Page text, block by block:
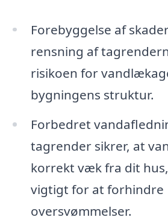
Forebyggelse af
rensning af
risikoen for
bygningens struktur.
Forbedret
tagrender sikrer, at
korrekt væk fra dit
vigtigt for at forhindre
oversvømmelser.